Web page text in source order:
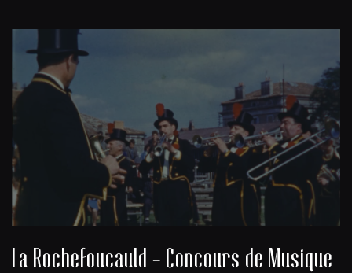
La Rochefoucauld - Concours de Musique